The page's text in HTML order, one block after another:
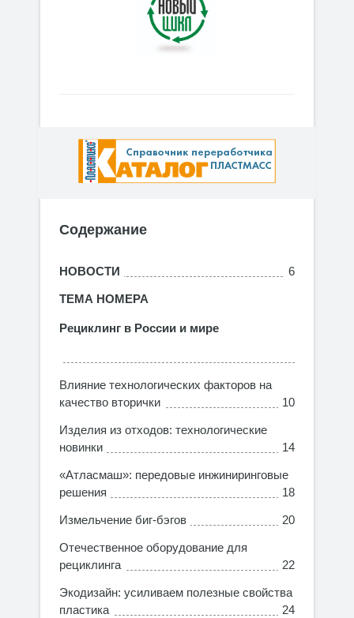
Содержание
НОВОСТИ 6
ТЕМА НОМЕРА
Рециклинг в России и мире
Влияние технологических факторов на
качество вторички
10
Изделия из отходов: технологические
новинки
14
«Атласмаш»: передовые инжиниринговые
решения
18
Измельчение биг-бэгов 20
Отечественное оборудование для
рециклинга
22
Экодизайн: усиливаем полезные свойства
пластика
24